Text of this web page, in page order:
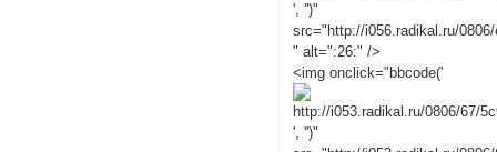
', '')"
src="http://i056.radikal.ru/
" alt=":26:" />
<img onclick="bbcode('
', '')"